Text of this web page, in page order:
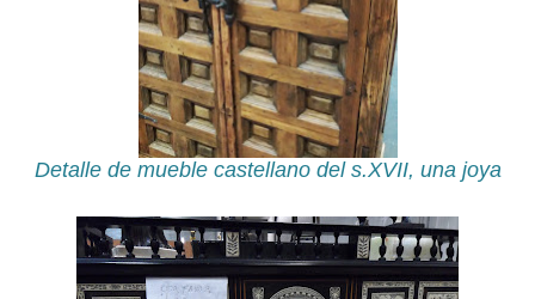
Detalle de mueble castellano del s.XVII, una joya